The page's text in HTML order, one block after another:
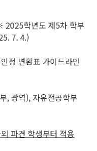
2025학년도 제5차 학부
7. 4.)
정 변환표 가이드라인
, 광역), 자유전공학부
파견 학생부터 적용